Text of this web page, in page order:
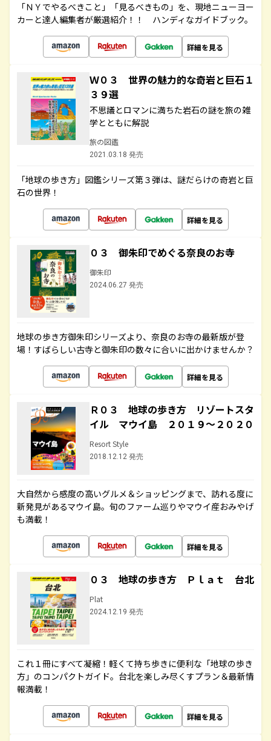
「ＮＹでやるべきこと」「見るべきもの」を、現地ニューヨー
カーと達人編集者が厳選紹介！！ ハンディなガイドブック。
詳細を見る
Ｗ０３ 世界の魅力的な奇岩と巨石１
３９選
不思議とロマンに満ちた岩石の謎を旅の雑
学とともに解説
旅の図鑑
2021.03.18 発売
「地球の歩き方」図鑑シリーズ第３弾は、謎だらけの奇岩と巨
石の世界！
詳細を見る
０３ 御朱印でめぐる奈良のお寺
御朱印
2024.06.27 発売
地球の歩き方御朱印シリーズより、奈良のお寺の最新版が登
場！すばらしい古寺と御朱印の数々に合いに出かけませんか？
詳細を見る
Ｒ０３ 地球の歩き方 リゾートスタ
イル マウイ島 ２０１９～２０２０
Resort Style
2018.12.12 発売
大自然から感度の高いグルメ＆ショッピングまで、訪れる度に
新発見があるマウイ島。旬のファーム巡りやマウイ産おみやげ
も満載！
詳細を見る
０３ 地球の歩き方 Ｐｌａｔ 台北
Plat
2024.12.19 発売
これ１冊にすべて凝縮！軽くて持ち歩きに便利な「地球の歩き
方」のコンパクトガイド。台北を楽しみ尽くすプラン＆最新情
報満載！
詳細を見る